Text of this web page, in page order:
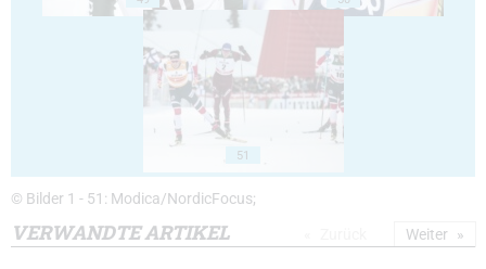
51
© Bilder 1 - 51: Modica/NordicFocus;
VERWANDTE ARTIKEL Weiter